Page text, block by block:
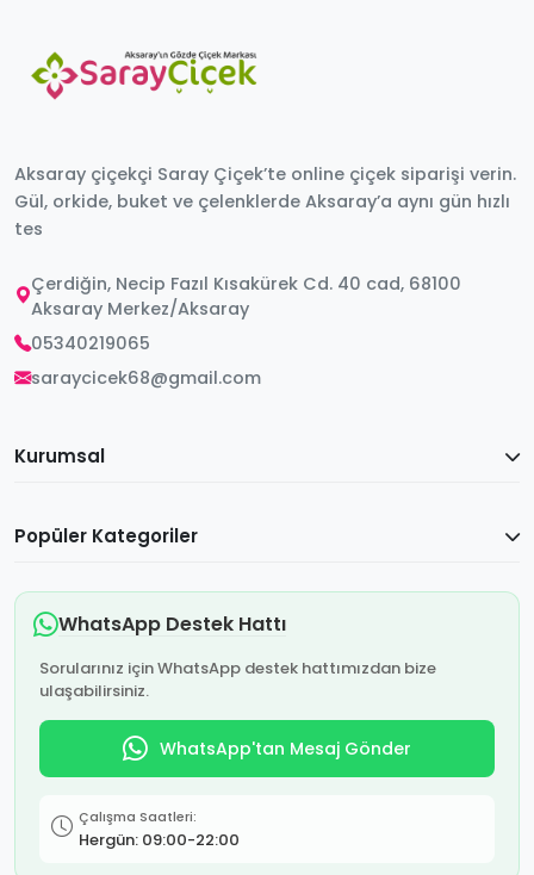
Aksaray çiçekçi Saray Çiçek’te online çiçek siparişi verin.
Gül, orkide, buket ve çelenklerde Aksaray’a aynı gün hızlı
tes
Çerdiğin, Necip Fazıl Kısakürek Cd. 40 cad, 68100
Aksaray Merkez/Aksaray
05340219065
saraycicek68@gmail.com
Kurumsal
Popüler Kategoriler
WhatsApp Destek Hattı
Sorularınız için WhatsApp destek hattımızdan bize
ulaşabilirsiniz.
WhatsApp'tan Mesaj Gönder
Çalışma Saatleri:
Hergün: 09:00-22:00